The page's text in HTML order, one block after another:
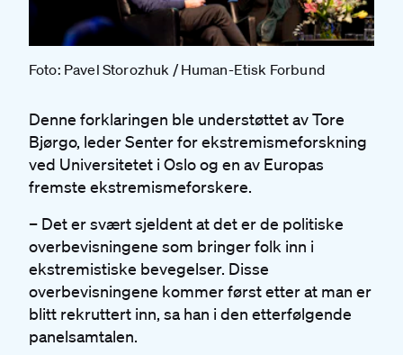
Foto: Pavel Storozhuk / Human-Etisk Forbund
Denne forklaringen ble understøttet av Tore
Bjørgo, leder Senter for ekstremismeforskning
ved Universitetet i Oslo og en av Europas
fremste ekstremismeforskere.
– Det er svært sjeldent at det er de politiske
overbevisningene som bringer folk inn i
ekstremistiske bevegelser. Disse
overbevisningene kommer først etter at man er
blitt rekruttert inn, sa han i den etterfølgende
panelsamtalen.